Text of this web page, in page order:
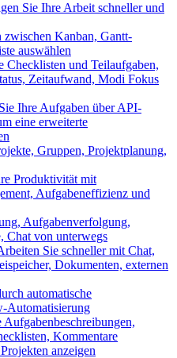
Sie Ihre Arbeit schneller und
zwischen Kanban, Gantt-
auswählen
Checklisten und Teilaufgaben,
Zeitaufwand, Modi Fokus
Ihre Aufgaben über API-
eine erweiterte
Gruppen, Projektplanung,
Produktivität mit
Aufgabeneffizienz und
Aufgabenverfolgung,
Chat von unterwegs
Sie schneller mit Chat,
Dokumenten, externen
automatische
Automatisierung
Kommentare
anzeigen